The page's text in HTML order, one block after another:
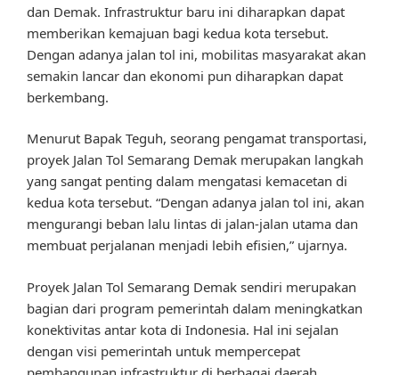
dan Demak. Infrastruktur baru ini diharapkan dapat
memberikan kemajuan bagi kedua kota tersebut.
Dengan adanya jalan tol ini, mobilitas masyarakat akan
semakin lancar dan ekonomi pun diharapkan dapat
berkembang.
Menurut Bapak Teguh, seorang pengamat transportasi,
proyek Jalan Tol Semarang Demak merupakan langkah
yang sangat penting dalam mengatasi kemacetan di
kedua kota tersebut. “Dengan adanya jalan tol ini, akan
mengurangi beban lalu lintas di jalan-jalan utama dan
membuat perjalanan menjadi lebih efisien,” ujarnya.
Proyek Jalan Tol Semarang Demak sendiri merupakan
bagian dari program pemerintah dalam meningkatkan
konektivitas antar kota di Indonesia. Hal ini sejalan
dengan visi pemerintah untuk mempercepat